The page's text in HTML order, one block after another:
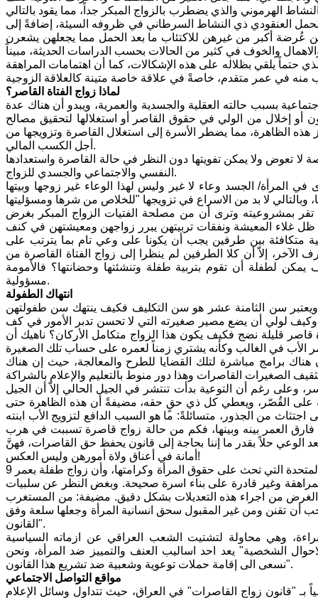
الهرموني والذي يضطرب بالزواج المبكر جداً، مما يقود بالتالي
العنقودي ذي النشاط السرطاني في ظروفه السيئة، إضافةً إلى
عُرضة أكبر من غيرهن للاكتئاب ما بعد الحمل مما يجعلهن يشعرن
والخوف في كثير من الحالات بحسب الدراسات الحديثة، مبيناً
حتماً يلقي بظلاله على هذه الإشكالات، كما أن اهتمامات المراهقة
لماذا زواج الفتاة القاصر؟
بسبب حالته العقلية والجسدية والعمرية، ويبدو أن هناك عدة
أو إخلال من الولي في حقوق القاصر أو استغلالها لتحقيق مصالح
هذه الظاهرة، مما يضطر الأسرة إلى استغلال القاصرة وتزويجها من
أجل الكسب المالي.
تعوض ولا يمكن تفويتها دون النظر في حالة القاصرة واستعدادها
النفسي والاجتماعي والجسدي للزواج.
المرأة/ الجسد وعاء لا غير وليس لهذا الوعاء غير زوجها وبيتها
بمشروعيته وترى أن من مصلحة الفتيات الزواج المبكر بغرض
غلاء المعيشة ونفقات تربيتهن يبرر زواجهن ومعيشتهن في كنف
متكافئة بين طرفين يجب أن يكونا على وعي تام بما يترتب على
الآخر، إلاّ أن كلا الطرفين لم ينظرا إلى زواج الفتاة القاصرة من
لطفلة أن تقوم بتربية طفلة وتنشئتها وحضانتها؟ فالأمومة
مسؤولية.
انتهاك الطفولة
ويعتبر سن الثامنة عشر هو سن التكليف فكيف ينتهك سن طفولتهن
لولي أن يضع مصير صغيرته التي لا تحسن تدبر الأمور في كف
قاصر قليلة نضج فكيف يكون هذا الزواج متكامل الأركان؟ ناهيك أن
برامج مباشرة لتلك القضايا للطرح والمعالجة، حيث إن هناك
وعلى رغم أن التوعية بدأت تنتشر في الجيل الحالي إلاّ أن الجيل
على القُصّر، ويعطي كل ذي حقٍ حقه، مضيفةً أن هذه الظاهرة حتى
من الجذور، متسائلةً: ما هو السبب الدافع لتزويج الأب ابنته
العمر بينه وبينها، فكم من حالة زواج قاصرة تسببت في هرب
حلاً بقدر ما إننا بحاجة إلى قانون يحفظ حق القاصرات، فهنَّ
أمانة في أعناق ولاة أمورهن وليس العكس!
ورأت سلمى أن هذا القانون مجحف بحق المرأة العراقية، ويتنافى مع قرارات الامم المتحدة التي تحث على حقوق المرأة وكرامتها، وأن زواج طفلة بعمر 9
وغير قادرة على بناء اسرة صحيحة. وبغض النظر عن سلبيات
الغرض من اجراء هذه التعديلات بشكل دقيق. مضيفة: من المستغرب
تقنن ومن غير المقبول سحق انسانية المرأة وجعلها سلعة وفق
القانون".
وهي محاولة لتشتيت الشعب العراقي عن ازماته السياسية
الشخصية" يعد احد اساليب العنف والتمييز ضد المرأة، ونحن
نسعى الى إقامة حملات توعوية وشعبية ضد تشريع هذا القانون".
مواقع التواصل الاجتماعي
بـ "قانون زواج القاصرات" في العراق، حيث تتداول وسائل الإعلام